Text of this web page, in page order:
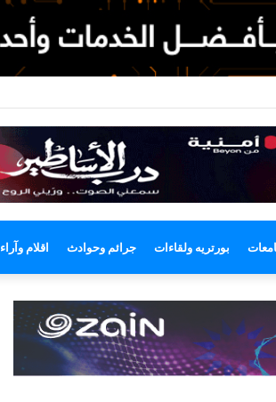
بورتريه ولقاءات جرائم وحوادث اقلام وآراء